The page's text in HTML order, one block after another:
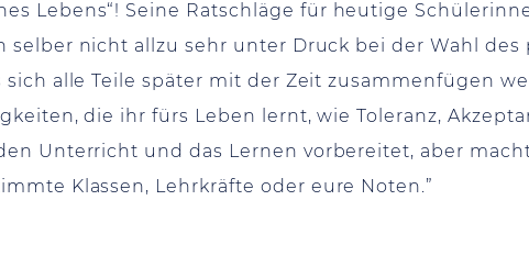
Lebens“! Seine Ratschläge für heutige
selber nicht allzu sehr unter Druck bei der Wahl
sich alle Teile später mit der Zeit zusammenfügen
die ihr fürs Leben lernt, wie Toleranz,
Unterricht und das Lernen vorbereitet, aber
Klassen, Lehrkräfte oder eure Noten.”